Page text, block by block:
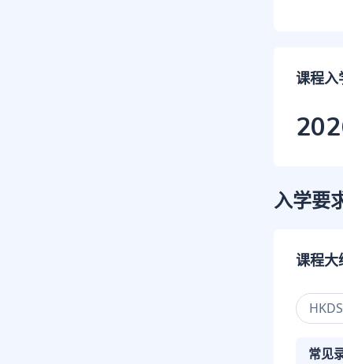
课程入
入学要
课程大
常见